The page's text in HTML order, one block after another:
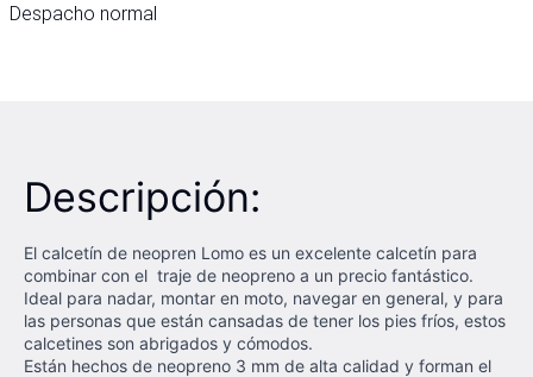
Despacho normal
Descripción:
El calcetín de neopren Lomo es un excelente calcetín para
combinar con el traje de neopreno a un precio fantástico.
Ideal para nadar, montar en moto, navegar en general, y para
las personas que están cansadas de tener los pies fríos, estos
calcetines son abrigados y cómodos.
Están hechos de neopreno 3 mm de alta calidad y forman el